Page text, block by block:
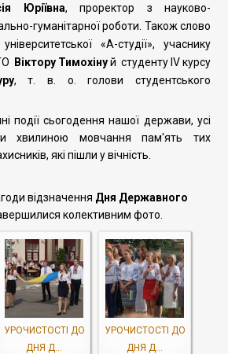
Юріївна, проректор з науково-
гуманітарної роботи. Також слово
«А-студії», учаснику
Віктору Тимохінуй студенту IV курсу
, т. в. о. голови студентського
події сьогодення нашої держави, усі
хвилиною мовчання пам'ять тих
які пішли у вічність.
відзначення Дня Державного
вершилися колективним фото.
УРОЧИСТОСТІ ДО
ДНЯ Д...
УРОЧИСТОСТІ ДО
ДНЯ Д...